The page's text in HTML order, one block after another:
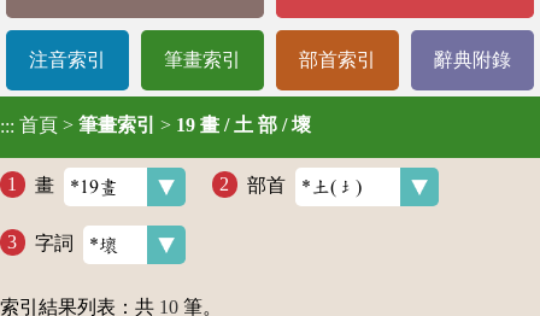
注音索引 筆畫索引 部首索引 辭典附錄
::: 首頁 > 筆畫索引 > 19 畫 / 土 部 / 壞
畫 部首
字詞
索引結果列表：共 10 筆。